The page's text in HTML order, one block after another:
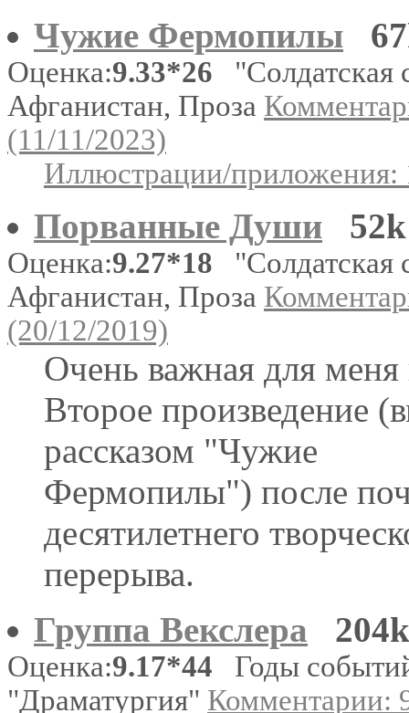
Чужие Фермопилы
Оценка:9.33*26 "Солдатская
Афганистан, Проза
(11/11/2023)
Иллюстрации/приложения:
Порванные Души 52k
Оценка:9.27*18 "Солдатская
Афганистан, Проза
(20/12/2019)
Очень важная для
Второе произведение
рассказом "Чужие
Фермопилы") после
десятилетнего
перерыва.
Группа Векслера
204k
Оценка:9.17*44 Годы
"Драматургия" Комментарии: